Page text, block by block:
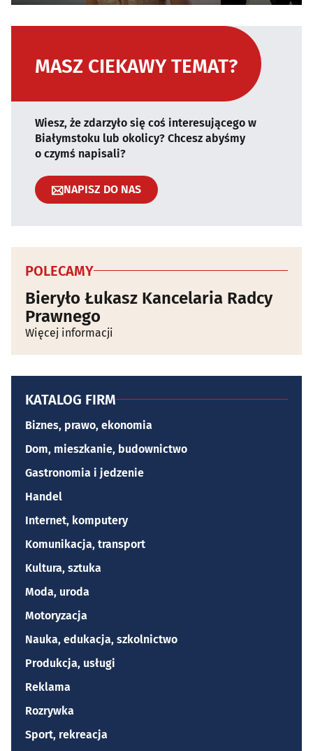
MASZ CIEKAWY TEMAT?
Wiesz, że zdarzyło się coś interesującego w
Białymstoku lub okolicy? Chcesz abyśmy
o czymś napisali?
NAPISZ DO NAS
POLECAMY
Bieryło Łukasz Kancelaria Radcy
Prawnego
Więcej informacji
KATALOG FIRM
Biznes, prawo, ekonomia
Dom, mieszkanie, budownictwo
Gastronomia i jedzenie
Handel
Internet, komputery
Komunikacja, transport
Kultura, sztuka
Moda, uroda
Motoryzacja
Nauka, edukacja, szkolnictwo
Produkcja, usługi
Reklama
Rozrywka
Sport, rekreacja